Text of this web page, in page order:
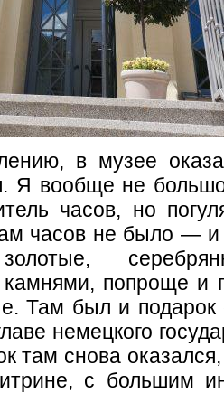
в музее
Я вообще не
часов, но
часов не было —
камнями, попроще и
Там был и подарок
немецкого
там снова
с большим